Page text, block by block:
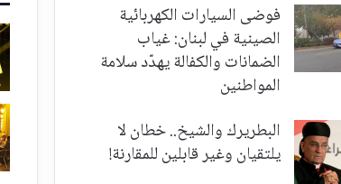
فوضى السيارات الكهربائية
الصينية في لبنان: غياب
الضمانات والكفالة يهدّد سلامة
المواطنين
البطريرك والشيخ.. خطان لا
يلتقيان وغير قابلين للمقارنة!